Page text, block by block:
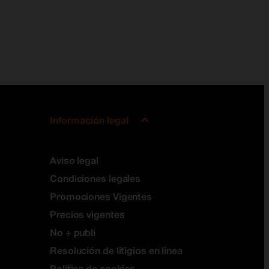
Información legal
Aviso legal
Condiciones legales
Promociones Vigentes
Precios vigentes
No + publi
Resolución de litigios en línea